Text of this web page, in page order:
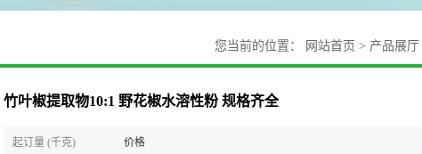
您当前的位置： 网站首页 > 产品展厅
竹叶椒提取物10:1 野花椒水溶性粉 规格齐全
起订量 (千克) 价格